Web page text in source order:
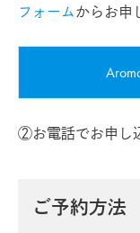
フォームからお申
②お電話でお申し
ご予約方法